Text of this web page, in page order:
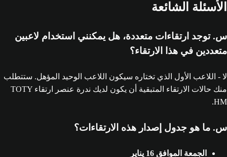
الأسئلة الشائعة
س. توجد ارتقاءات متعددة، هل يمكنني استخدام لاعبين
متعددين في هذا الارتقاء؟
لا - اللاعب الأول الذي تختاره سيكون اللاعب الوحيد المؤهل. ستتطلب
منك حالات الارتقاء المتبقية أن يكون لديك ندرة عنصر ارتقاء TOTY
HM‏.
س. ما هو جدول إصدار هذه الارتقاءات؟
الجمعة الموافق 16 يناير